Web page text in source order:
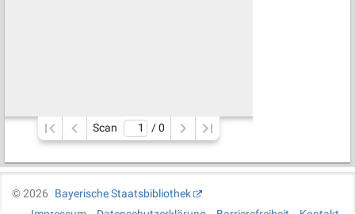
Scan / 0
©2026
Bayerische Staatsbibliothek